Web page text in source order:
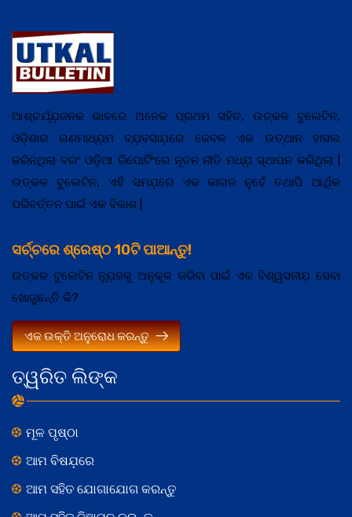
ତ୍ୱରିତ ଲିଙ୍କ
ମୂଳ ପୃଷ୍ଠା
ଆମ ବିଷଯ଼ରେ
ଆମ ସହିତ ଯୋଗାଯୋଗ କରନ୍ତୁ
ଆଶ୍ଚର୍ଯ୍ଯ଼ଜନକ ଭାବରେ ଅନେକ ପ୍ରଥମ ସହିତ, ଉତ୍କଳ ବୁଲେଟିନ,
ଓଡ଼ିଶାର ଗଣମାଧ୍ଯ଼ମ ବ୍ଯ଼ବସାଯ଼ରେ କେବଳ ଏକ ଉତ୍ଥାନ ହାସଲ
କରିନଥିଲା ବରଂ ଓଡ଼ିଆ ରିପୋର୍ଟିଂରେ ନୂତନ ନୀତି ମଧ୍ଯ଼ ସ୍ଥାପନ କରିଥିଲା |
ଉତ୍କଳ ବୁଲେଟିନ, ଏହି ସମଯ଼ରେ ଏକ କାଗଜ ନୁହେଁ ତଥାପି ଆର୍ଥିକ
ପରିବର୍ତ୍ତନ ପାଇଁ ଏକ ବିକାଶ |
ସର୍ଚ୍ଚରେ ଶ୍ରେଷ୍ଠ 10ଟି ପାଆନ୍ତୁ!
ଉତ୍କଳ ବୁଲେଟିନ ନ୍ଯ଼ୁଜକୁ ଅନୁକୂଳ କରିବା ପାଇଁ ଏକ ବିଶ୍ୱସନୀଯ଼ ସେବା
ଖୋଜୁଛନ୍ତି କି?
ଏକ ଉକ୍ତି ଅନୁରୋଧ କରନ୍ତୁ